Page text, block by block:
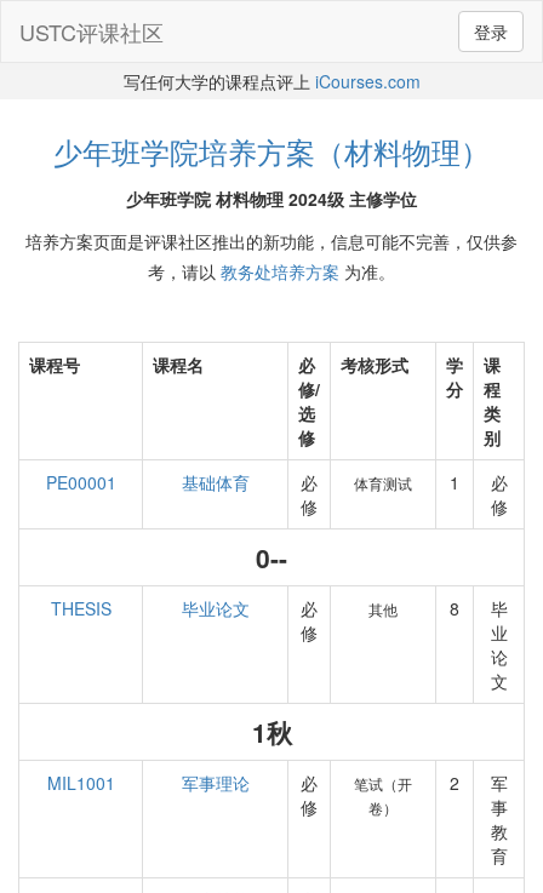
登录
USTC评课社区
写任何大学的课程点评上 iCourses.com
少年班学院培养方案（材料物理）
少年班学院 材料物理 2024级 主修学位
培养方案页面是评课社区推出的新功能，信息可能不完善，仅供参
考，请以 教务处培养方案 为准。
课程号 课程名
必
修/
选
修
考核形式
学
分
课
程
类
别
PE00001
基础体育
必
修
体育测试 1
必
修
0--
THESIS 毕业论文
必
修
其他 8
毕
业
论
文
1秋
MIL1001 军事理论
必
修
笔试（开
卷）
2
军
事
教
育